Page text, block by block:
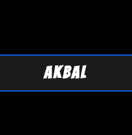
AKBAL